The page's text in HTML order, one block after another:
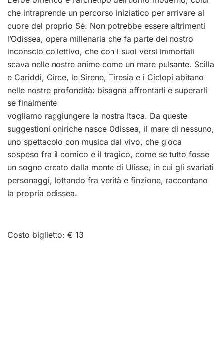
che intraprende un percorso iniziatico per arrivare al
cuore del proprio Sé. Non potrebbe essere altrimenti
l’Odissea, opera millenaria che fa parte del nostro
inconscio collettivo, che con i suoi versi immortali
scava nelle nostre anime come un mare pulsante. Scilla
e Cariddi, Circe, le Sirene, Tiresia e i Ciclopi abitano
nelle nostre profondità: bisogna affrontarli e superarli
se finalmente
vogliamo raggiungere la nostra Itaca. Da queste
suggestioni oniriche nasce Odissea, il mare di nessuno,
uno spettacolo con musica dal vivo, che gioca
sospeso fra il comico e il tragico, come se tutto fosse
un sogno creato dalla mente di Ulisse, in cui gli svariati
personaggi, lottando fra verità e finzione, raccontano
la propria odissea.
Costo biglietto: € 13